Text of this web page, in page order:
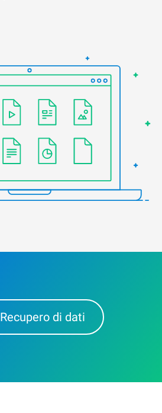
Recupero di dati